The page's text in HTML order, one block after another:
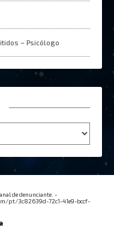
– Psicólogo
de denunciante. -
pt/3c82639d-72c1-41e9-bccf-